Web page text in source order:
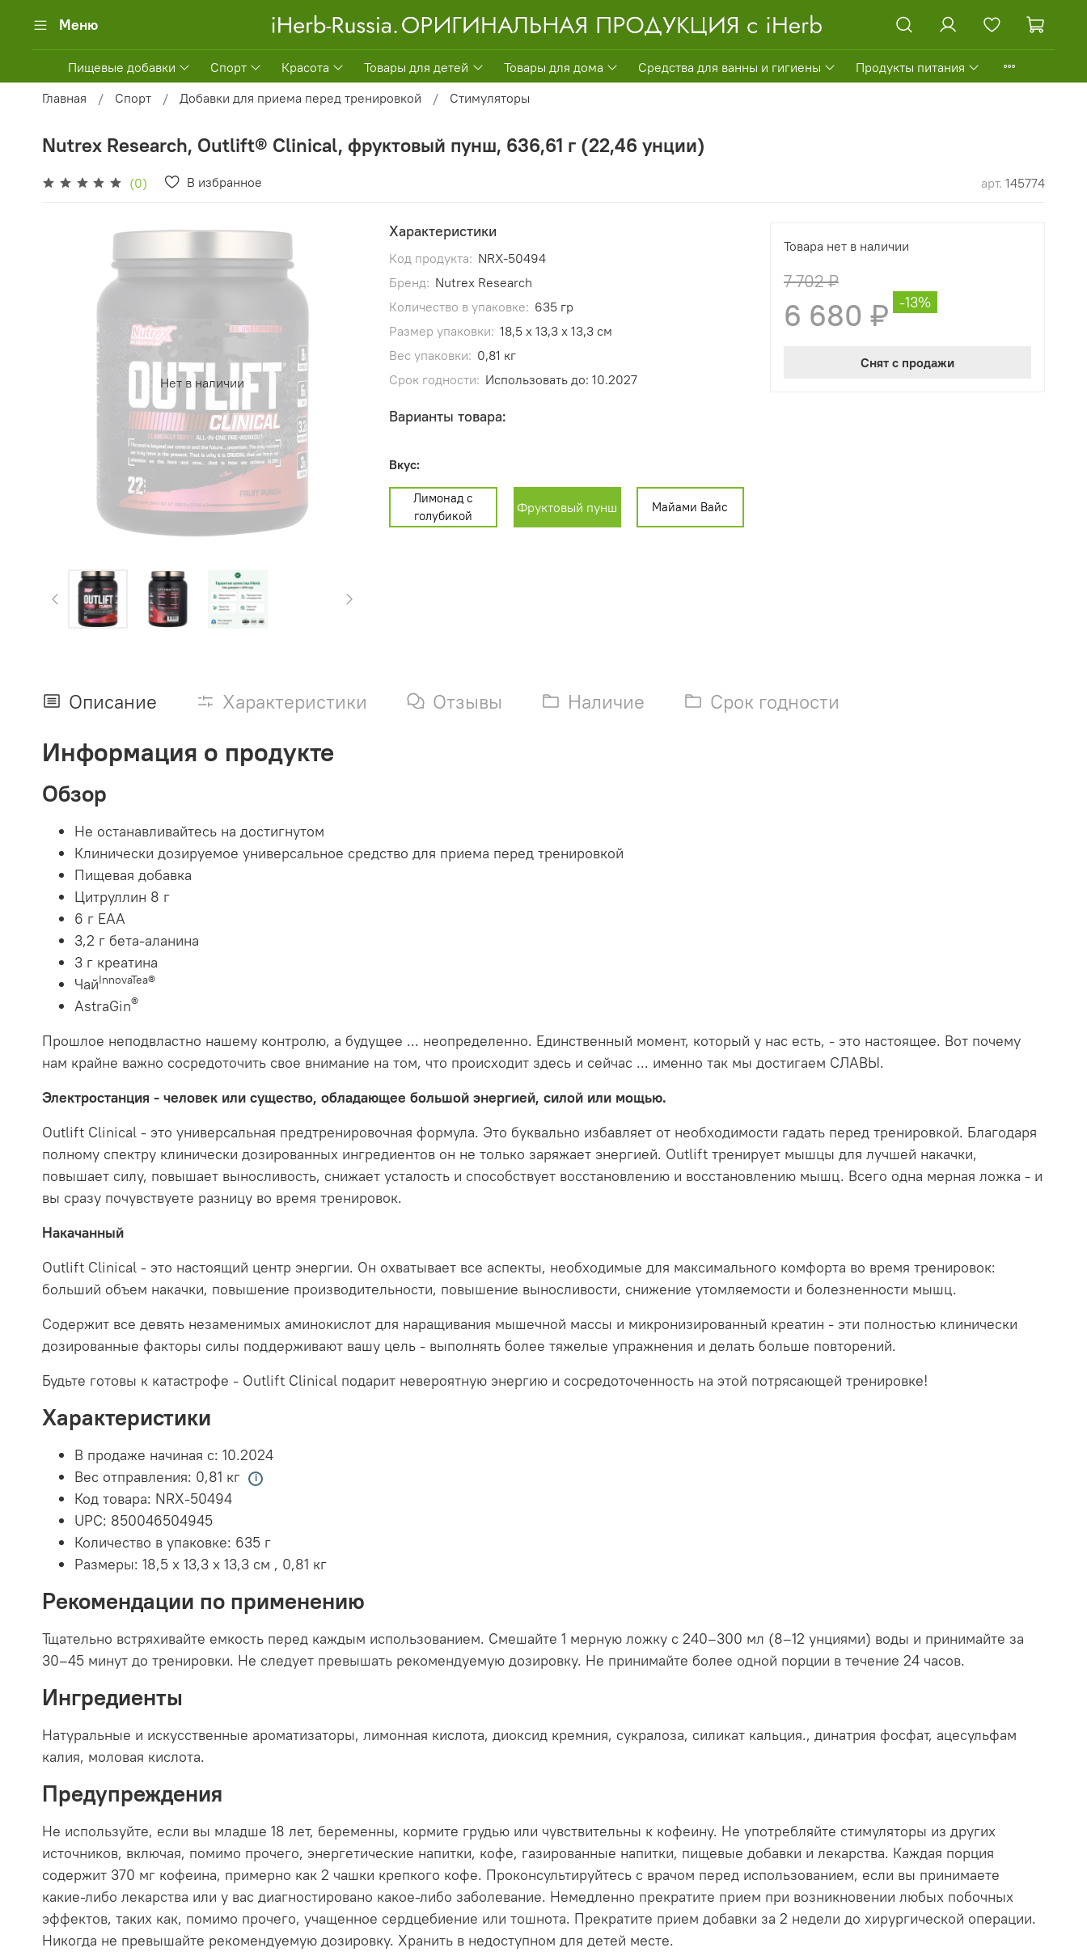
Меню
Пищевые добавки Спорт Красота Товары для детей Товары для дома Средства для ванны и гигиены
Продукты питания
Главная
Спорт Добавки для приема перед тренировкой Стимуляторы
Nutrex Research, Outlift® Clinical, фруктовый пунш, 636,61 г (22,46 унции)
(0) В избранное арт. 145774
Нет в наличии
Характеристики
Код продукта: NRX-50494
Бренд: Nutrex Research
Количество в упаковке: 635 гр
Размер упаковки: 18,5 x 13,3 x 13,3 см
Вес упаковки: 0,81 кг
Срок годности: Использовать до: 10.2027
Варианты товара:
Вкус:
Лимонад с
голубикой
Фруктовый пунш Майами Вайс
Товара нет в наличии
7 702 ₽
6 680 ₽ -13%
Снят с продажи
Описание Характеристики Отзывы Наличие Срок годности
Информация о продукте
Обзор
Не останавливайтесь на достигнутом
Клинически дозируемое универсальное средство для приема перед тренировкой
Пищевая добавка
Цитруллин 8 г
6 г EAA
3,2 г бета-аланина
3 г креатина
ЧайInnovaTea®
AstraGin®
Прошлое неподвластно нашему контролю, а будущее ... неопределенно. Единственный момент, который у нас есть, - это настоящее. Вот почему
нам крайне важно сосредоточить свое внимание на том, что происходит здесь и сейчас ... именно так мы достигаем СЛАВЫ.
Электростанция - человек или существо, обладающее большой энергией, силой или мощью.
Outlift Clinical - это универсальная предтренировочная формула. Это буквально избавляет от необходимости гадать перед тренировкой. Благодаря
полному спектру клинически дозированных ингредиентов он не только заряжает энергией. Outlift тренирует мышцы для лучшей накачки,
повышает силу, повышает выносливость, снижает усталость и способствует восстановлению и восстановлению мышц. Всего одна мерная ложка - и
вы сразу почувствуете разницу во время тренировок.
Накачанный
Outlift Clinical - это настоящий центр энергии. Он охватывает все аспекты, необходимые для максимального комфорта во время тренировок:
больший объем накачки, повышение производительности, повышение выносливости, снижение утомляемости и болезненности мышц.
Содержит все девять незаменимых аминокислот для наращивания мышечной массы и микронизированный креатин - эти полностью клинически
дозированные факторы силы поддерживают вашу цель - выполнять более тяжелые упражнения и делать больше повторений.
Будьте готовы к катастрофе - Outlift Clinical подарит невероятную энергию и сосредоточенность на этой потрясающей тренировке!
Характеристики
В продаже начиная с: 10.2024
Вес отправления: 0,81 кг
Код товара: NRX-50494
UPC: 850046504945
Количество в упаковке: 635 г
Размеры: 18,5 x 13,3 x 13,3 см , 0,81 кг
Рекомендации по применению
Тщательно встряхивайте емкость перед каждым использованием. Смешайте 1 мерную ложку с 240–300 мл (8–12 унциями) воды и принимайте за
30–45 минут до тренировки. Не следует превышать рекомендуемую дозировку. Не принимайте более одной порции в течение 24 часов.
Ингредиенты
Натуральные и искусственные ароматизаторы, лимонная кислота, диоксид кремния, сукралоза, силикат кальция., динатрия фосфат, ацесульфам
калия, моловая кислота.
Предупреждения
Не используйте, если вы младше 18 лет, беременны, кормите грудью или чувствительны к кофеину. Не употребляйте стимуляторы из других
источников, включая, помимо прочего, энергетические напитки, кофе, газированные напитки, пищевые добавки и лекарства. Каждая порция
содержит 370 мг кофеина, примерно как 2 чашки крепкого кофе. Проконсультируйтесь с врачом перед использованием, если вы принимаете
какие-либо лекарства или у вас диагностировано какое-либо заболевание. Немедленно прекратите прием при возникновении любых побочных
эффектов, таких как, помимо прочего, учащенное сердцебиение или тошнота. Прекратите прием добавки за 2 недели до хирургической операции.
Никогда не превышайте рекомендуемую дозировку. Хранить в недоступном для детей месте.